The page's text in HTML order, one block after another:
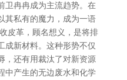
卫冉冉成为主流趋势。在
其私有的魔力，成为一语
皮革，顾名想义，是将排
成新材料。这种形势不仅
，还有用裁汰了对新资源
中产生的无边废水和化学